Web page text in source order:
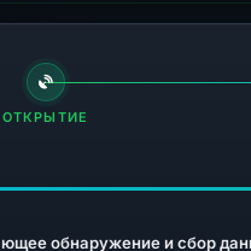
ОТКРЫТИЕ
обнаружение и сбор